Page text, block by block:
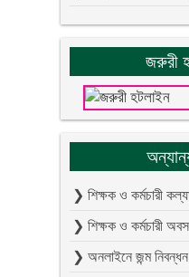
জরুরী
❯ শিক্ষক ও কর্মচারী
❯ শিক্ষক ও কর্মচারী
❯ অনলাইনে জন্ম